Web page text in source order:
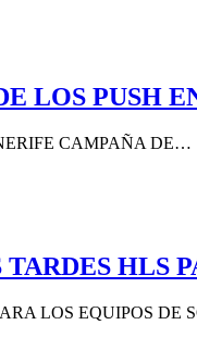
LOS PUSH
CAMPAÑA DE…
HLS
LOS EQUIPOS DE